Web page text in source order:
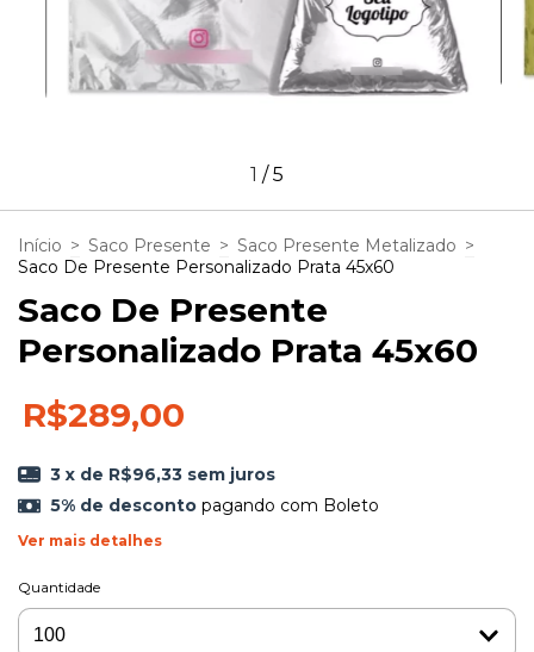
1 /5
Início > Saco Presente > Saco Presente Metalizado >
Saco De Presente Personalizado Prata 45x60
Saco De Presente
Personalizado Prata 45x60
R$289,00
3 x de R$96,33 sem juros
5% de descontopagando com Boleto
Ver mais detalhes
Quantidade